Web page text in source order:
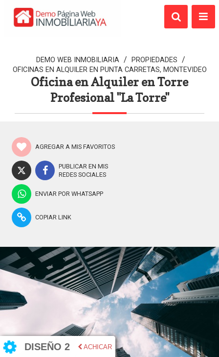
DISEÑO 2 ACHICAR
DEMO WEB INMOBILIARIA / PROPIEDADES /
OFICINAS EN ALQUILER EN PUNTA CARRETAS, MONTEVIDEO
Oficina en Alquiler en Torre
Profesional "La Torre"
AGREGAR A MIS FAVORITOS
PUBLICAR EN MIS
REDES SOCIALES
ENVIAR POR WHATSAPP
COPIAR LINK